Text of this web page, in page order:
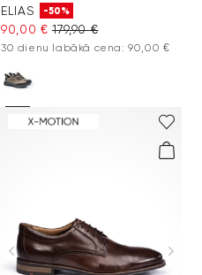
ELIAS -50%
90,00 € 179,90 €
30 dienu labākā cena: 90,00 €